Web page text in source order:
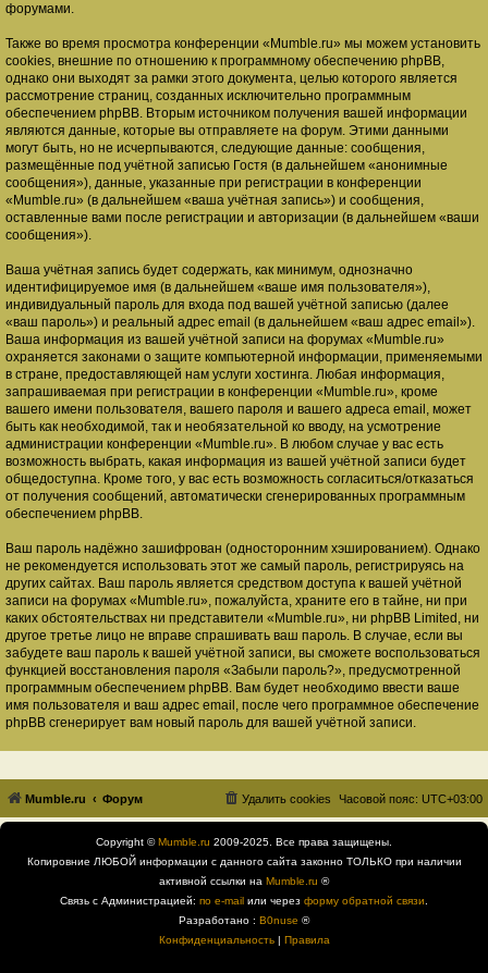
форумами.
Также во время просмотра конференции «Mumble.ru» мы можем установить
cookies, внешние по отношению к программному обеспечению phpBB,
однако они выходят за рамки этого документа, целью которого является
рассмотрение страниц, созданных исключительно программным
обеспечением phpBB. Вторым источником получения вашей информации
являются данные, которые вы отправляете на форум. Этими данными
могут быть, но не исчерпываются, следующие данные: сообщения,
размещённые под учётной записью Гостя (в дальнейшем «анонимные
сообщения»), данные, указанные при регистрации в конференции
«Mumble.ru» (в дальнейшем «ваша учётная запись») и сообщения,
оставленные вами после регистрации и авторизации (в дальнейшем «ваши
сообщения»).
Ваша учётная запись будет содержать, как минимум, однозначно
идентифицируемое имя (в дальнейшем «ваше имя пользователя»),
индивидуальный пароль для входа под вашей учётной записью (далее
«ваш пароль») и реальный адрес email (в дальнейшем «ваш адрес email»).
Ваша информация из вашей учётной записи на форумах «Mumble.ru»
охраняется законами о защите компьютерной информации, применяемыми
в стране, предоставляющей нам услуги хостинга. Любая информация,
запрашиваемая при регистрации в конференции «Mumble.ru», кроме
вашего имени пользователя, вашего пароля и вашего адреса email, может
быть как необходимой, так и необязательной ко вводу, на усмотрение
администрации конференции «Mumble.ru». В любом случае у вас есть
возможность выбрать, какая информация из вашей учётной записи будет
общедоступна. Кроме того, у вас есть возможность согласиться/отказаться
от получения сообщений, автоматически сгенерированных программным
обеспечением phpBB.
Ваш пароль надёжно зашифрован (односторонним хэшированием). Однако
не рекомендуется использовать этот же самый пароль, регистрируясь на
других сайтах. Ваш пароль является средством доступа к вашей учётной
записи на форумах «Mumble.ru», пожалуйста, храните его в тайне, ни при
каких обстоятельствах ни представители «Mumble.ru», ни phpBB Limited, ни
другое третье лицо не вправе спрашивать ваш пароль. В случае, если вы
забудете ваш пароль к вашей учётной записи, вы сможете воспользоваться
функцией восстановления пароля «Забыли пароль?», предусмотренной
программным обеспечением phpBB. Вам будет необходимо ввести ваше
имя пользователя и ваш адрес email, после чего программное обеспечение
phpBB сгенерирует вам новый пароль для вашей учётной записи.
Mumble.ru Форум Часовой пояс: UTC+03:00
Удалить cookies
Copyright ©Mumble.ru 2009-2025. Все права защищены.
Копировние ЛЮБОЙ информации с данного сайта законно ТОЛЬКО при наличии
активной ссылки на Mumble.ru ®
Связь с Администрацией: по e-mail или через форму обратной связи
Разработано : B0nuse ®
Конфиденциальность| Правила